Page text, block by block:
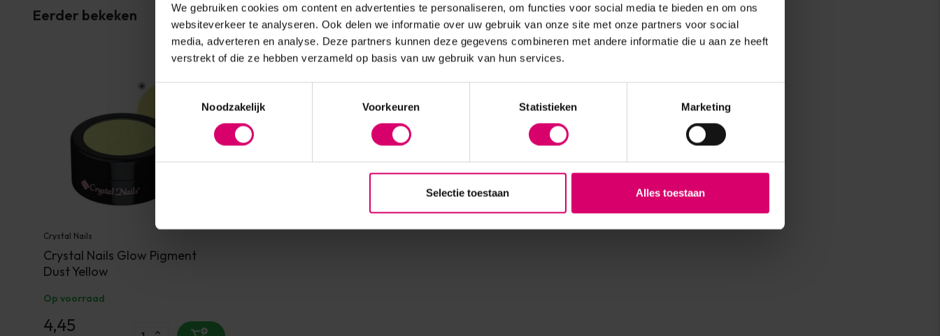
We gebruiken cookies om content en advertenties te personaliseren, om functies voor social media te bieden en om ons
websiteverkeer te analyseren. Ook delen we informatie over uw gebruik van onze site met onze partners voor social
media, adverteren en analyse. Deze partners kunnen deze gegevens combineren met andere informatie die u aan ze heeft
verstrekt of die ze hebben verzameld op basis van uw gebruik van hun services.
Noodzakelijk
Voorkeuren Statistieken Marketing
Selectie toestaan Alles toestaan
Eerder bekeken
Crystal Nails
Crystal Nails Glow Pigment
Dust Yellow
Op voorraad
4,45